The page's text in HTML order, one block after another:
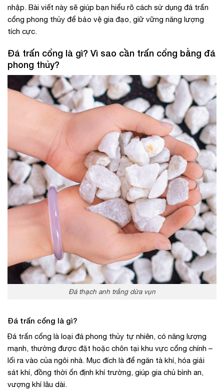
nhập. Bài viết này sẽ giúp bạn hiểu rõ cách sử dụng đá trấn
cổng phong thủy để bảo vệ gia đạo, giữ vững năng lượng
tích cực.
Đá trấn cổng là gì? Vì sao cần trấn cổng bằng đá
phong thủy?
Đá thạch anh trắng dừa vụn
Đá trấn cổng là gì?
Đá trấn cổng là loại đá phong thủy tự nhiên, có năng lượng
mạnh, thường được đặt hoặc chôn tại khu vực cổng chính –
lối ra vào của ngôi nhà. Mục đích là để ngăn tà khí, hóa giải
sát khí, đồng thời ổn định khí trường, giúp gia chủ bình an,
vượng khí lâu dài.